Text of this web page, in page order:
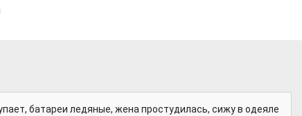
батареи ледяные, жена простудилась, сижу в одеяле